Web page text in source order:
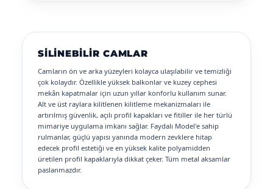
SILINEBILIR CAMLAR
Camların ön ve arka yüzeyleri kolayca ulaşılabilir ve temizliği
çok kolaydır. Özellikle yüksek balkonlar ve kuzey cephesi
mekân kapatmalar için uzun yıllar konforlu kullanım sunar.
Alt ve üst raylara kilitlenen kilitleme mekanizmaları ile
artırılmış güvenlik, açılı profil kapakları ve fitiller ile her türlü
mimariye uygulama imkanı sağlar. Faydalı Model'e sahip
rulmanlar, güçlü yapısı yanında modern zevklere hitap
edecek profil estetiği ve en yüksek kalite polyamidden
üretilen profil kapaklarıyla dikkat çeker. Tüm metal aksamlar
paslanmazdır.